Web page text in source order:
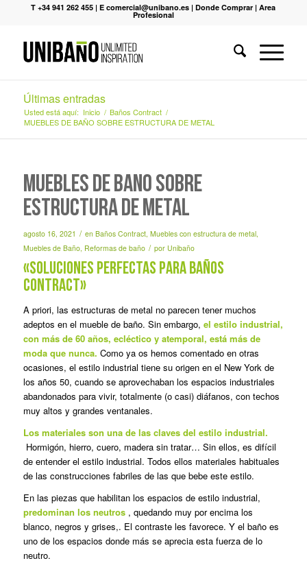
T +34 941 262 455 |E comercial@unibano.es |Donde Comprar |Area
Profesional
Últimas entradas
Usted está aquí: Inicio / Baños Contract /
MUEBLES DE BAÑO SOBRE ESTRUCTURA DE METAL
MUEBLES DE BAÑO SOBRE
ESTRUCTURA DE METAL
agosto 16, 2021 / en Baños Contract, Muebles con estructura de metal,
Muebles de Baño, Reformas de baño / por Unibaño
«Soluciones perfectas para baños
contract»
A priori, las estructuras de metal no parecen tener muchos
adeptos en el mueble de baño. Sin embargo, el estilo industrial,
con más de 60 años, ecléctico y atemporal, está más de
moda que nunca. Como ya os hemos comentado en otras
ocasiones, el estilo industrial tiene su origen en el New York de
los años 50, cuando se aprovechaban los espacios industriales
abandonados para vivir, totalmente (o casi) diáfanos, con techos
muy altos y grandes ventanales.
Los materiales son una de las claves del estilo industrial.
Hormigón, hierro, cuero, madera sin tratar… Sin ellos, es difícil
de entender el estilo industrial. Todos ellos materiales habituales
de las construcciones fabriles de las que bebe este estilo.
En las piezas que habilitan los espacios de estilo industrial,
predominan los neutros, quedando muy por encima los
blanco, negros y grises,. El contraste les favorece. Y el baño es
uno de los espacios donde más se aprecia esta fuerza de lo
neutro.